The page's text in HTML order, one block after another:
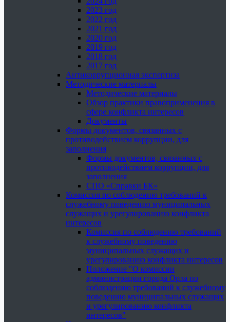
2023 год
2022 год
2021 год
2020 год
2019 год
2018 год
2017 год
Антикоррупционная экспертиза
Методические материалы
Методические материалы
Обзор практики правоприменения в
сфере конфликта интересов
Документы
Формы документов, связанных с
противодействием коррупции, для
заполнения
Формы документов, связанных с
противодействием коррупции, для
заполнения
СПО «Справки БК»
Комиссия по соблюдению требований к
служебному поведению муниципальных
служащих и урегулированию конфликта
интересов
Комиссия по соблюдению требований
к служебному поведению
муниципальных служащих и
урегулированию конфликта интересов
Положение "О комиссии
администрации города Орла по
соблюдению требований к служебному
поведению муниципальных служащих
и урегулированию конфликта
интересов"